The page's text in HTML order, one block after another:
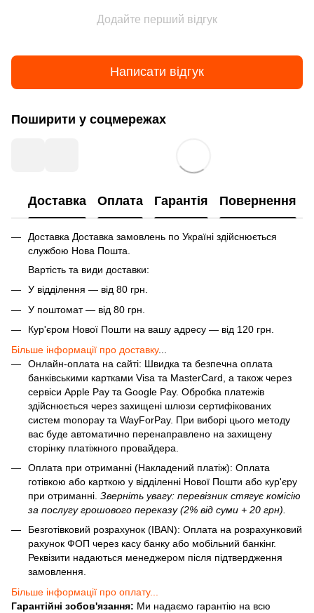
Додайте перший відгук
Написати відгук
Поширити у соцмережах
Доставка Оплата Гарантія Повернення
Доставка Доставка замовлень по Україні здійснюється
службою Нова Пошта.
Вартість та види доставки:
У відділення — від 80 грн.
У поштомат — від 80 грн.
Кур'єром Нової Пошти на вашу адресу — від 120 грн.
Більше інформації про доставку...
Онлайн-оплата на сайті: Швидка та безпечна оплата
банківськими картками Visa та MasterCard, а також через
сервіси Apple Pay та Google Pay. Обробка платежів
здійснюється через захищені шлюзи сертифікованих
систем monopay та WayForPay. При виборі цього методу
вас буде автоматично перенаправлено на захищену
сторінку платіжного провайдера.
Оплата при отриманні (Накладений платіж): Оплата
готівкою або карткою у відділенні Нової Пошти або кур'єру
при отриманні. Зверніть увагу: перевізник стягує комісію
за послугу грошового переказу (2% від суми + 20 грн).
Безготівковий розрахунок (IBAN): Оплата на розрахунковий
рахунок ФОП через касу банку або мобільний банкінг.
Реквізити надаються менеджером після підтвердження
замовлення.
Більше інформації про оплату...
Гарантійні зобов'язання: Ми надаємо гарантію на всю